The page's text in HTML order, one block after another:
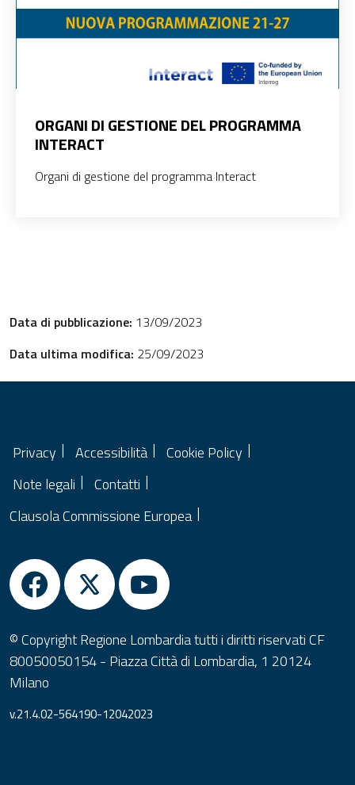
ORGANI DI GESTIONE DEL PROGRAMMA
INTERACT
Organi di gestione del programma Interact
Data di pubblicazione: 13/09/2023
Data ultima modifica: 25/09/2023
Privacy Accessibilità
Cookie Policy
Note legali
Contatti
Clausola Commissione Europea
© Copyright Regione Lombardia tutti i diritti riservati CF
80050050154 - Piazza Città di Lombardia, 1 20124
Milano
v.21.4.02-564190-12042023